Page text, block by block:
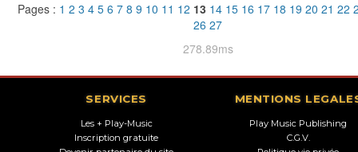
Pages : 1 2 3 4 5 6 7 8 9 10 11 12 13 14 15 16 17 18 19 20 21 22
26 27
278.89ms
SERVICES
Les + Play-Music
Inscription gratuite
MENTIONS
Play Music Publishing
C.G.V.